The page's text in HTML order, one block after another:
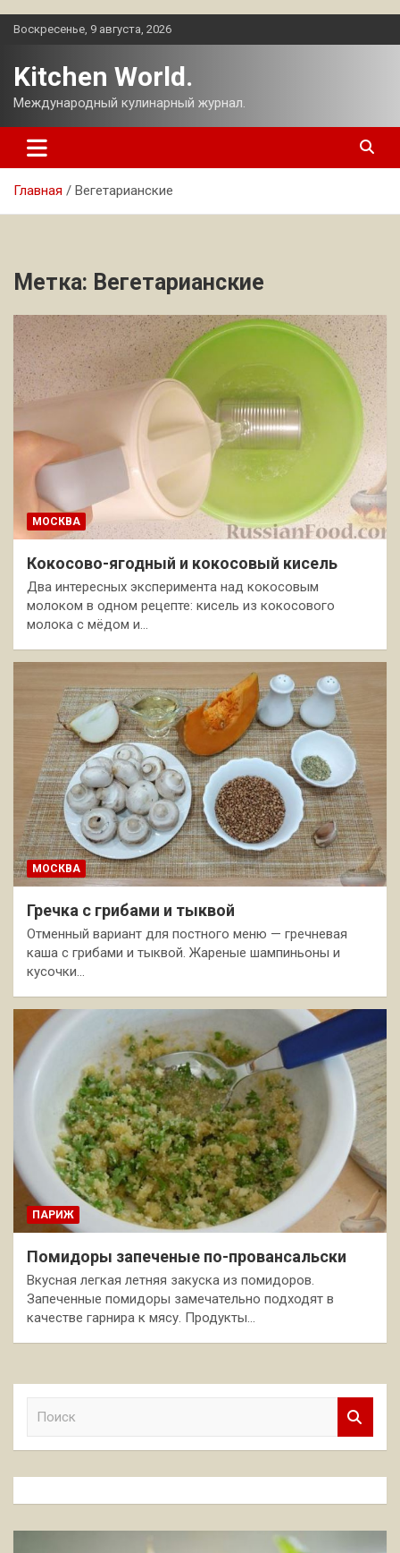
Перейти
Воскресенье, 9 августа, 2026
Kitchen World.
Международный кулинарный журнал.
Главная Вегетарианские
Метка: Вегетарианские
МОСКВА
Кокосово-ягодный и кокосовый кисель
Два интересных эксперимента над кокосовым
молоком в одном рецепте: кисель из кокосового
молока с мёдом и…
МОСКВА
Гречка с грибами и тыквой
Отменный вариант для постного меню — гречневая
каша с грибами и тыквой. Жареные шампиньоны и
кусочки…
ПАРИЖ
Помидоры запеченые по-провансальски
Вкусная легкая летняя закуска из помидоров.
Запеченные помидоры замечательно подходят в
качестве гарнира к мясу. Продукты…
к